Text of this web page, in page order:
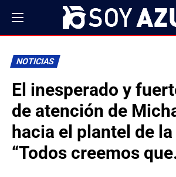
NOTICIAS
El inesperado y
de atención de
hacia el plantel de la
“Todos creemos